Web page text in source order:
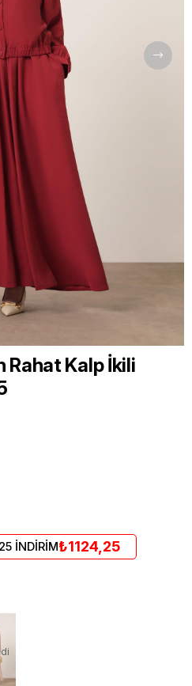
Rahat Kalp İkili
İNDİRİM₺1124,25